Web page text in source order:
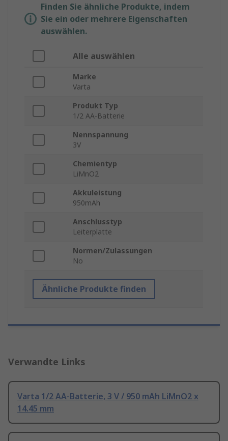
Finden Sie ähnliche Produkte, indem
Sie ein oder mehrere Eigenschaften
auswählen.
Alle auswählen
Marke
Varta
Produkt Typ
1/2 AA-Batterie
Nennspannung
3V
Chemientyp
LiMnO2
Akkuleistung
950mAh
Anschlusstyp
Leiterplatte
Normen/Zulassungen
No
Ähnliche Produkte finden
Verwandte Links
Varta 1/2 AA-Batterie, 3 V / 950 mAh LiMnO2 x
14.45 mm